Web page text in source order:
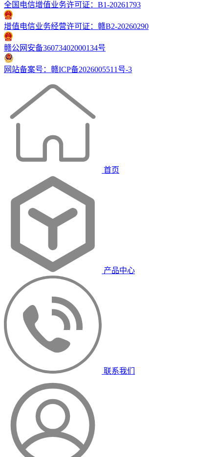
全国电信增值业务许可证：B1-20261793
增值电信业务经营许可证：赣B2-20260290
赣公网安备36073402000134号
网站备案号：赣ICP备2026005511号-3
首页
产品中心
联系我们